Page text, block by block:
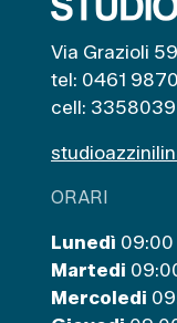
Via Grazioli
tel: 0461
cell:
ORARI
Lunedì 09:00
Martedi
Mercoledi